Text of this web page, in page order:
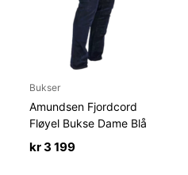
Bukser
Amundsen Fjordcord
Fløyel Bukse Dame Blå
kr3 199